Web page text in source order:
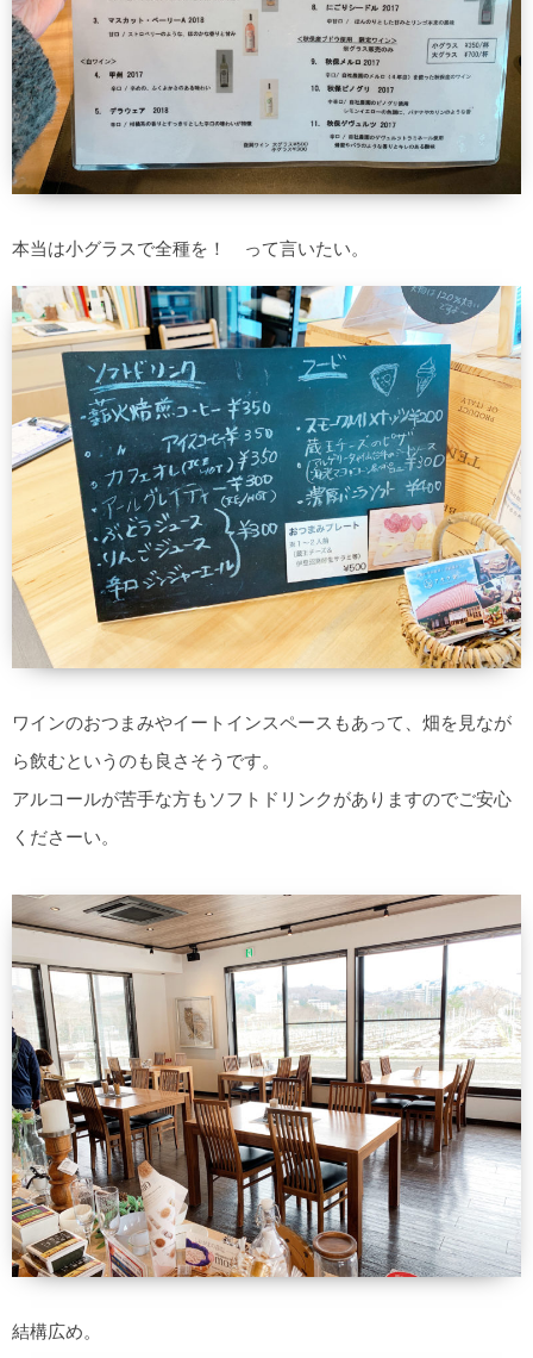
本当は小グラスで全種を！ って言いたい。
ワインのおつまみやイートインスペースもあって、畑を見なが
ら飲むというのも良さそうです。
アルコールが苦手な方もソフトドリンクがありますのでご安心
くださーい。
結構広め。